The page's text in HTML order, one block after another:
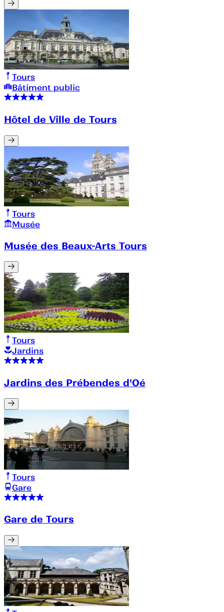
Tours
Bâtiment public
Hôtel de Ville de Tours
Tours
Musée
Musée des Beaux-Arts Tours
Tours
Jardins
Jardins des Prébendes d'Oé
Tours
Gare
Gare de Tours